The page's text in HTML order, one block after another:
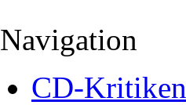
Navigation
CD-Kritiken